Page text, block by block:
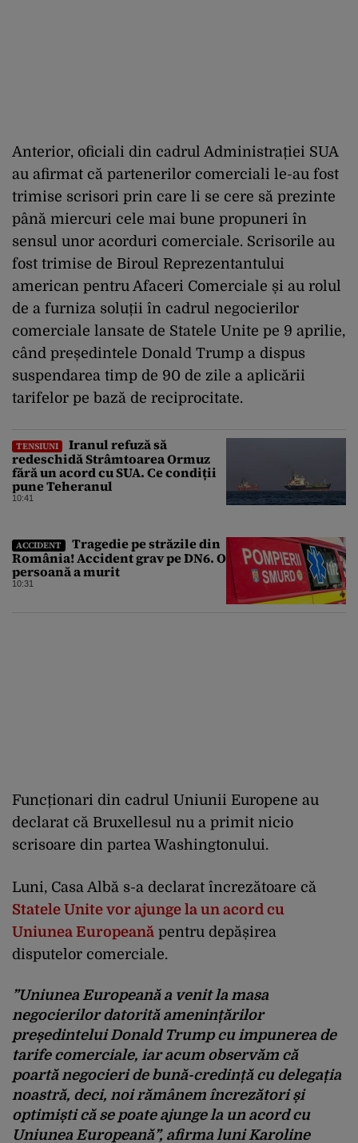
Anterior, oficiali din cadrul Administrației SUA
au afirmat că partenerilor comerciali le-au fost
trimise scrisori prin care li se cere să prezinte
până miercuri cele mai bune propuneri în
sensul unor acorduri comerciale. Scrisorile au
fost trimise de Biroul Reprezentantului
american pentru Afaceri Comerciale și au rolul
de a furniza soluții în cadrul negocierilor
comerciale lansate de Statele Unite pe 9 aprilie,
când președintele Donald Trump a dispus
suspendarea timp de 90 de zile a aplicării
tarifelor pe bază de reciprocitate.
TENSIUNI
Iranul refuză să
redeschidă Strâmtoarea Ormuz
fără un acord cu SUA. Ce condiții
pune Teheranul
10:41
ACCIDENT
Tragedie pe străzile din
România! Accident grav pe DN6. O
persoană a murit
10:31
Funcționari din cadrul Uniunii Europene au
declarat că Bruxellesul nu a primit nicio
scrisoare din partea Washingtonului.
Luni, Casa Albă s-a declarat încrezătoare că
Statele Unite vor ajunge la un acord cu
Uniunea Europeană pentru depășirea
disputelor comerciale.
”Uniunea Europeană a venit la masa
negocierilor datorită amenințărilor
președintelui Donald Trump cu impunerea de
tarife comerciale, iar acum observăm că
poartă negocieri de bună-credință cu delegația
noastră, deci, noi rămânem încrezători și
optimiști că se poate ajunge la un acord cu
Uniunea Europeană”, afirma luni Karoline